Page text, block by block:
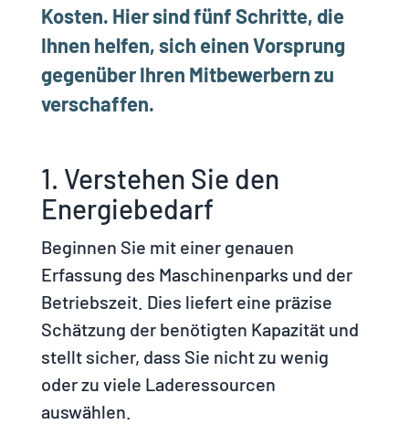
Kosten. Hier sind fünf Schritte, die
Ihnen helfen, sich einen Vorsprung
gegenüber Ihren Mitbewerbern zu
verschaffen.
1. Verstehen Sie den
Energiebedarf
Beginnen Sie mit einer genauen
Erfassung des Maschinenparks und der
Betriebszeit. Dies liefert eine präzise
Schätzung der benötigten Kapazität und
stellt sicher, dass Sie nicht zu wenig
oder zu viele Laderessourcen
auswählen.